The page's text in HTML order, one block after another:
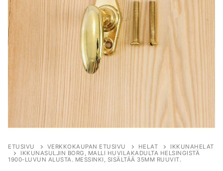
ETUSIVU VERKKOKAUPAN ETUSIVU HELAT
IKKUNAHELAT
IKKUNASULJIN BORG, MALLI HUVILAKADULTA HELSINGISTÄ
1900-LUVUN ALUSTA. MESSINKI, SISÄLTÄÄ 35MM RUUVIT.